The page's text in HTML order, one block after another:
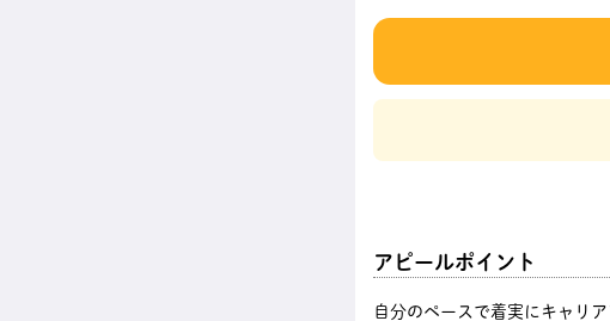
アピールポイント
自分のペースで着実にキャリ